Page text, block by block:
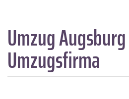
Umzug Augsburg
Umzugsfirma